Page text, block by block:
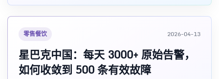
零售餐饮 2026-04-13
星巴克中国：每天 3000+ 原始告警，
如何收敛到 500 条有效故障